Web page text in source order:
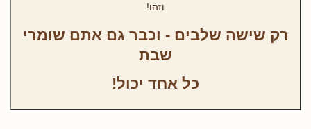
וזהו!
רק שישה שלבים - וכבר גם אתם שומרי
שבת
כל אחד יכול!